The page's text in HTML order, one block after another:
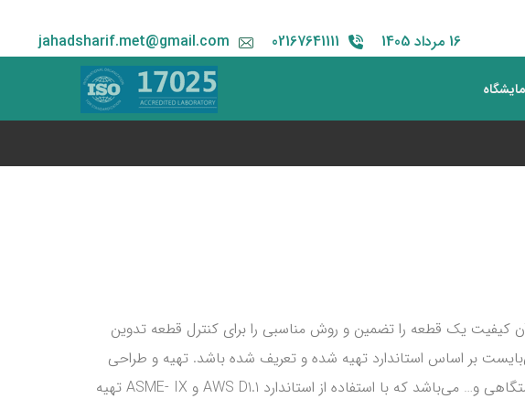
jahadsharif.met@gmail.com 02167641111 16 مرداد 1405
کیفیت یک قطعه را تضمین و روش مناسبی را برای کنترل قطعه تدوین
بر اساس استاندارد تهیه شده و تعریف شده باشد. تهیه و طراحی
WPS برای مشخص نمودن پارامترهای قطعه، الکترود یا سیم جوش مصرفی، فرایند جوشکاری، تنظیمات دستگاهی و… می‌باشد که با استفاده از استاندارد AWS D1.1 و ASME- IX تهیه